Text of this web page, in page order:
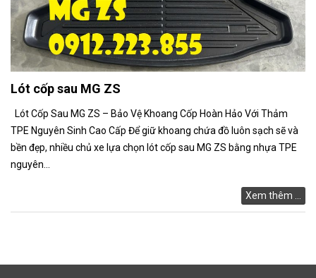
TIN
TỨC
LIÊN
HỆ
Lót cốp sau MG ZS
Lót Cốp Sau MG ZS – Bảo Vệ Khoang Cốp Hoàn Hảo Với Thảm
TPE Nguyên Sinh Cao Cấp Để giữ khoang chứa đồ luôn sạch sẽ và
bền đẹp, nhiều chủ xe lựa chọn lót cốp sau MG ZS bằng nhựa TPE
nguyên...
Xem thêm ...